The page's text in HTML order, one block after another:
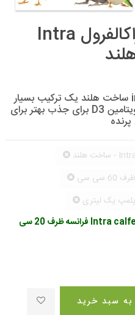
کلسیم پرندگان اینتراکالفرول Intra
مکمل اینتراکالفرول intra calferol ساخت هلند یک ترکیب بسیار
متراکم و غلیظ از کلسیم، منیزیم و ویتامین D3 برای جذب بهتر برای
کلسیم کالفرول Intra calferol فرانسه ظرف 20 سی
به سبد خرید